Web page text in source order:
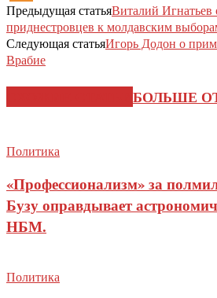
Предыдущая статьяВиталий
приднестровцев к молдавским
Следующая статьяИгорь Додон о
Врабие
БОЛЬШЕ
Политика
«Профессионализм» за
Бузу оправдывает
НБМ.
Политика